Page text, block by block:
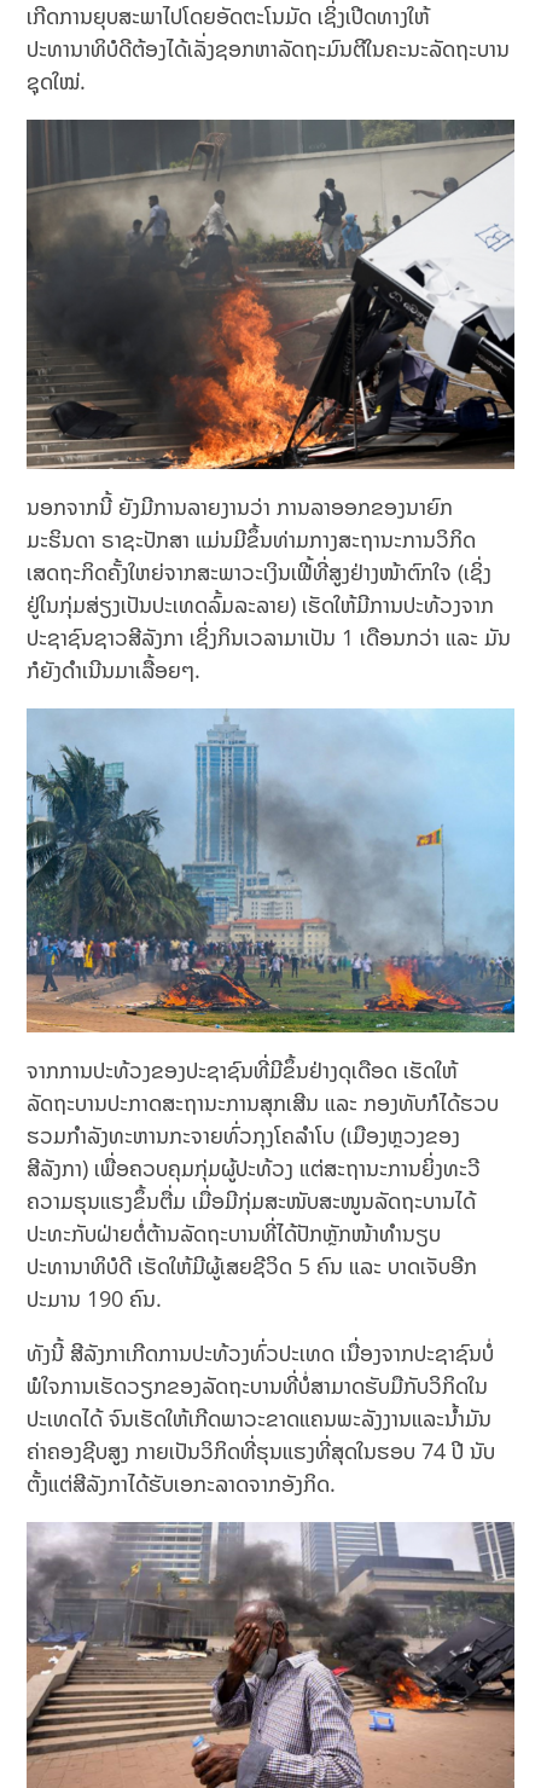
ເກີດການຍຸບສະພາໄປໂດຍອັດຕະໂນມັດ ເຊິ່ງເປີດທາງໃຫ້
ປະທານາທິບໍດີຕ້ອງໄດ້ເລັ່ງຊອກຫາລັດຖະມົນຕີໃນຄະນະລັດຖະບານ
ຊຸດໃໝ່.
ນອກຈາກນີ້ ຍັງມີການລາຍງານວ່າ ການລາອອກຂອງນາຍົກ
ມະຮິນດາ ຣາຊະປັກສາ ແມ່ນມີຂຶ້ນທ່າມກາງສະຖານະການວິກິດ
ເສດຖະກິດຄັ້ງໃຫຍ່ຈາກສະພາວະເງິນເຟີ້ທີ່ສູງຢ່າງໜ້າຕົກໃຈ (ເຊິ່ງ
ຢູ່ໃນກຸ່ມສ່ຽງເປັນປະເທດລົ້ມລະລາຍ) ເຮັດໃຫ້ມີການປະທ້ວງຈາກ
ປະຊາຊົນຊາວສີລັງກາ ເຊິ່ງກິນເວລາມາເປັນ 1 ເດືອນກວ່າ ແລະ ມັນ
ກໍຍັງດໍາເນີນມາເລື້ອຍໆ.
ຈາກການປະທ້ວງຂອງປະຊາຊົນທີ່ມີຂຶ້ນຢ່າງດຸເດືອດ ເຮັດໃຫ້
ລັດຖະບານປະກາດສະຖານະການສຸກເສີນ ແລະ ກອງທັບກໍໄດ້ຮວບ
ຮວມກຳລັງທະຫານກະຈາຍທົ່ວກຸງໂຄລໍາໂບ (ເມືອງຫຼວງຂອງ
ສີລັງກາ) ເພື່ອຄວບຄຸມກຸ່ມຜູ້ປະທ້ວງ ແຕ່ສະຖານະການຍິ່ງທະວີ
ຄວາມຮຸນແຮງຂຶ້ນຕື່ມ ເມື່ອມີກຸ່ມສະໜັບສະໜູນລັດຖະບານໄດ້
ປະທະກັບຝ່າຍຕໍ່ຕ້ານລັດຖະບານທີ່ໄດ້ປັກຫຼັກໜ້າທຳນຽບ
ປະທານາທິບໍດີ ເຮັດໃຫ້ມີຜູ້ເສຍຊີວິດ 5 ຄົນ ແລະ ບາດເຈັບອີກ
ປະມານ 190 ຄົນ.
ທັງນີ້ ສີລັງກາເກີດການປະທ້ວງທົ່ວປະເທດ ເນື່ອງຈາກປະຊາຊົນບໍ່
ພໍໃຈການເຮັດວຽກຂອງລັດຖະບານທີ່ບໍ່ສາມາດຮັບມືກັບວິກິດໃນ
ປະເທດໄດ້ ຈົນເຮັດໃຫ້ເກີດພາວະຂາດແຄນພະລັງງານແລະນ້ຳມັນ
ຄ່າຄອງຊີບສູງ ກາຍເປັນວິກິດທີ່ຮຸນແຮງທີ່ສຸດໃນຮອບ 74 ປີ ນັບ
ຕັ້ງແຕ່ສີລັງກາໄດ້ຮັບເອກະລາດຈາກອັງກິດ.